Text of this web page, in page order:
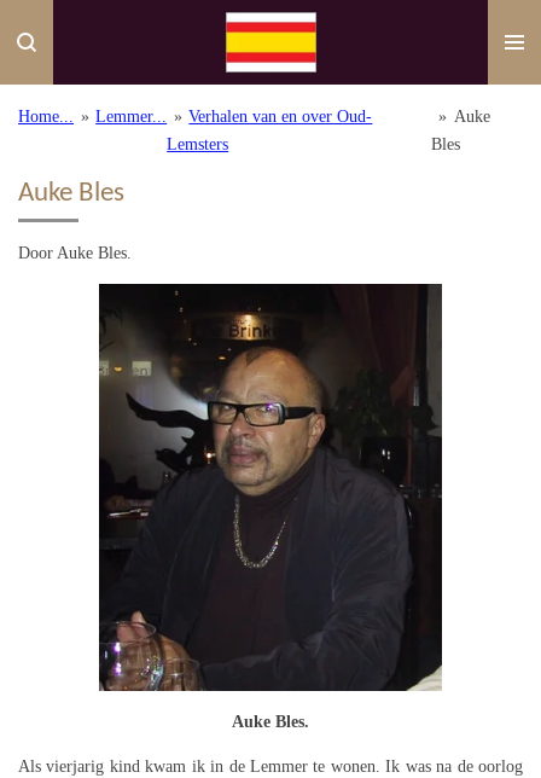
direct
de
Home... » Lemmer... » Verhalen van en over Oud-
Lemsters
» Auke
Bles
Auke Bles
Door Auke Bles.
Auke Bles.
Als vierjarig kind kwam ik in de Lemmer te wonen. Ik was na de oorlog